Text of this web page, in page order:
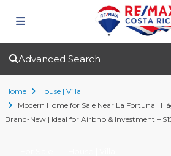
Advanced Search
Home
House | Villa
Modern Home for Sale Near La Fortuna |
Brand-New | Ideal for Airbnb & Investment –